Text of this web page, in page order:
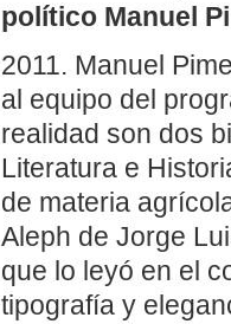
político Manuel
2011. Manuel
al equipo del
realidad son dos
Literatura e
de materia
Aleph de Jorge
que lo leyó en el
tipografía y